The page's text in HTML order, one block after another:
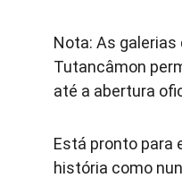
Nota: As galerias
Tutancâmon
até a abertura
Está pronto para
história como